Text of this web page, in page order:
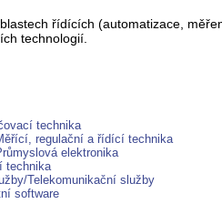
řídících (automatizace,
technologií.
technika
regulační a řídící technika
elektronika
technika
Telekomunikační služby
software